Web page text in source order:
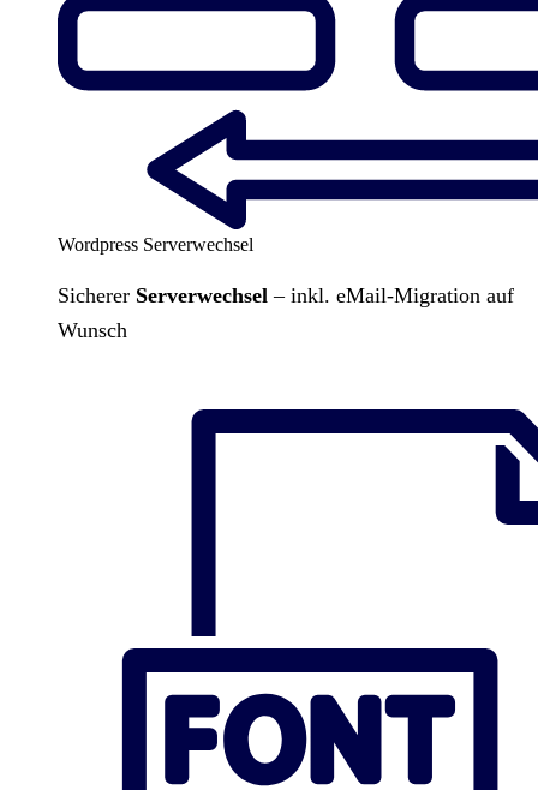
Wordpress Serverwechsel
Sicherer Serverwechsel – inkl. eMail-Migration auf
Wunsch